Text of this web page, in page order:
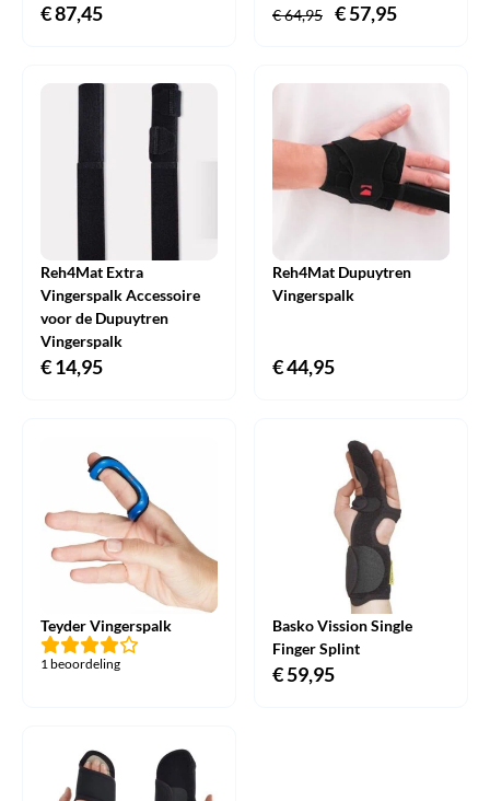
€87,45 €64,95
Oorspronkelijke
€ 64,95.
€57,95
€ 57,95.
Reh4Mat Extra
Vingerspalk Accessoire
voor de Dupuytren
Vingerspalk
€14,95
Reh4Mat Dupuytren
Vingerspalk
€44,95
Teyder Vingerspalk
1 beoordeling
Basko Vission Single
Finger Splint
€59,95